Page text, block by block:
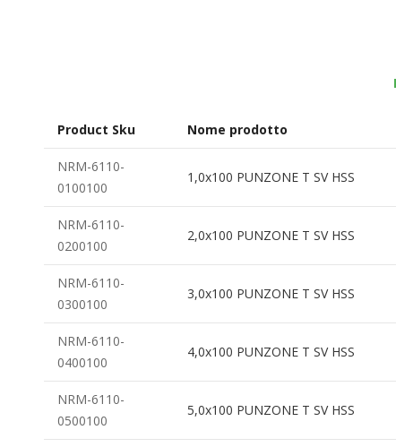
Elementi
prodotti
Product Sku Nome prodotto
NRM-6110-
0100100
1,0x100 PUNZONE T SV HSS
NRM-6110-
0200100
2,0x100 PUNZONE T SV HSS
NRM-6110-
0300100
3,0x100 PUNZONE T SV HSS
NRM-6110-
0400100
4,0x100 PUNZONE T SV HSS
NRM-6110-
0500100
5,0x100 PUNZONE T SV HSS